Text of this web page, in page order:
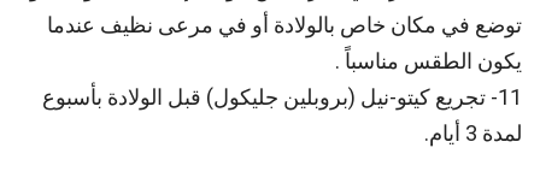
توضع في مكان خاص بالولادة أو في مرعى نظيف عندما
يكون الطقس مناسباً .
11- تجريع كيتو-نيل (بروبلين جليكول) قبل الولادة بأسبوع
لمدة 3 أيام.